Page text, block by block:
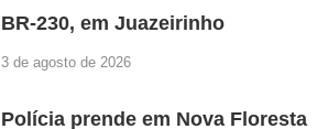
BR-230, em Juazeirinho
3 de agosto de 2026
Polícia prende em Nova Floresta